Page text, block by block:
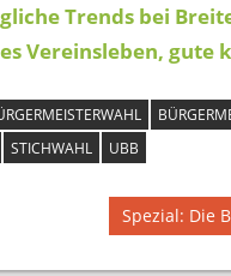
Trends bei
Vereinsleben,
STICHWAHL UBB
Nächster
Beitrag:
Spezial: Die